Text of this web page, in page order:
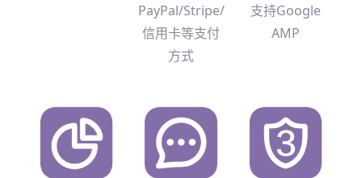
PayPal/Stripe/
信用卡等支付
方式
支持Google
AMP